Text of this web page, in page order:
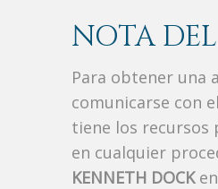
NOTA
Para obtener una
comunicarse con
tiene los recursos
en cualquier
KENNETH DOCKen